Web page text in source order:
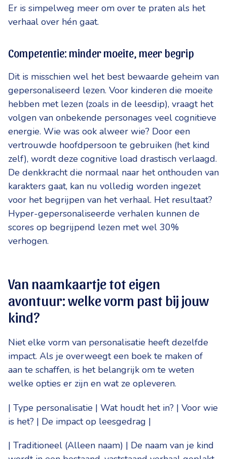
Er is simpelweg meer om over te praten als het
verhaal over hén gaat.
Competentie: minder moeite, meer begrip
Dit is misschien wel het best bewaarde geheim van
gepersonaliseerd lezen. Voor kinderen die moeite
hebben met lezen (zoals in de leesdip), vraagt het
volgen van onbekende personages veel cognitieve
energie. Wie was ook alweer wie? Door een
vertrouwde hoofdpersoon te gebruiken (het kind
zelf), wordt deze cognitive load drastisch verlaagd.
De denkkracht die normaal naar het onthouden van
karakters gaat, kan nu volledig worden ingezet
voor het begrijpen van het verhaal. Het resultaat?
Hyper-gepersonaliseerde verhalen kunnen de
scores op begrijpend lezen met wel 30%
verhogen.
Van naamkaartje tot eigen
avontuur: welke vorm past bij jouw
kind?
Niet elke vorm van personalisatie heeft dezelfde
impact. Als je overweegt een boek te maken of
aan te schaffen, is het belangrijk om te weten
welke opties er zijn en wat ze opleveren.
| Type personalisatie | Wat houdt het in? | Voor wie
is het? | De impact op leesgedrag |
| Traditioneel (Alleen naam) | De naam van je kind